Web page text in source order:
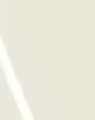
Troverete anche le